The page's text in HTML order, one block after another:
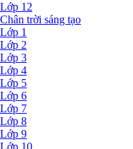
Lớp 12
Chân trời sáng tạo
Lớp 1
Lớp 2
Lớp 3
Lớp 4
Lớp 5
Lớp 6
Lớp 7
Lớp 8
Lớp 9
Lớp 10